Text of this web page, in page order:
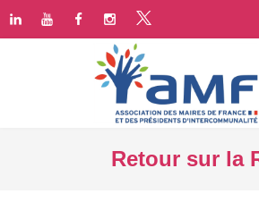
Retour sur la